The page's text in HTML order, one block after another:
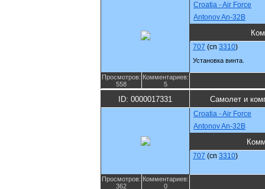
Croatia - Air Force
Antonov An-32B
707 (cn 3310)
Установка винта.
Просмотров:
558
Комментариев:
5
ID: 0000017331 Самолет и
Croatia - Air Force
Antonov An-32B
707 (cn 3310)
Просмотров:
362
Комментариев:
0